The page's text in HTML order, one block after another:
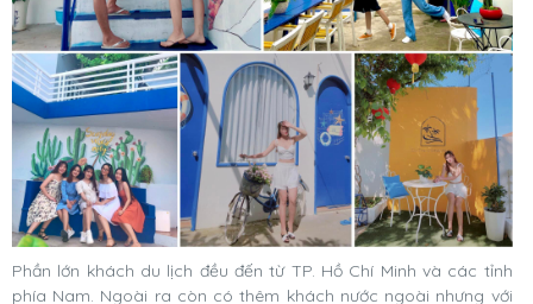
Phần lớn khách du lịch đều đến từ TP. Hồ Chí Minh và các tỉnh
phía Nam. Ngoài ra còn có thêm khách nước ngoài nhưng với